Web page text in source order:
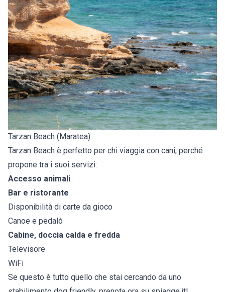
Tarzan Beach (Maratea)
Tarzan Beach è perfetto per chi viaggia con cani, perché
propone tra i suoi servizi:
Accesso animali
Bar e ristorante
Disponibilità di carte da gioco
Canoe e pedalò
Cabine, doccia calda e fredda
Televisore
WiFi
Se questo è tutto quello che stai cercando da uno